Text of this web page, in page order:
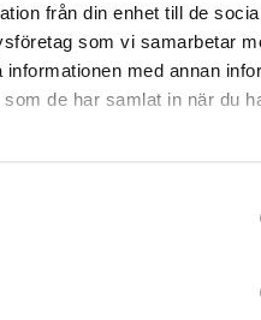
från din enhet till de
som vi samarbetar
med annan
de har samlat in när du
du